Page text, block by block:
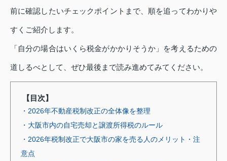
前に確認したいチェックポイントまで、順を追ってわかりや
すくご紹介します。
「自分の場合はいくら税金がかかりそうか」を考えるための
道しるべとして、ぜひ最後まで読み進めてみてください。
【目次】
・2026年不動産税制改正の全体像を整理
・大阪市内の自宅売却と譲渡所得税のルール
・2026年税制改正で大阪市の家を売る人のメリット・注
意点